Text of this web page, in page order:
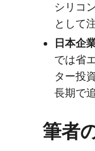
シリコ
として
日本企
では省
ター投
長期で
筆者